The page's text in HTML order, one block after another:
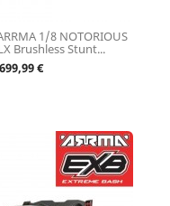
1/8 NOTORIOUS
Brushless Stunt...
Prix
699,99 €